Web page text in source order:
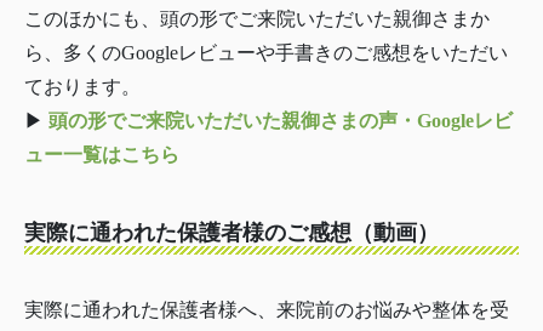
このほかにも、頭の形でご来院いただいた親御さまか
ら、多くのGoogleレビューや手書きのご感想をいただい
ております。
▶︎ 頭の形でご来院いただいた親御さまの声・Googleレビ
ュー一覧はこちら
実際に通われた保護者様のご感想（動画）
実際に通われた保護者様へ、来院前のお悩みや整体を受